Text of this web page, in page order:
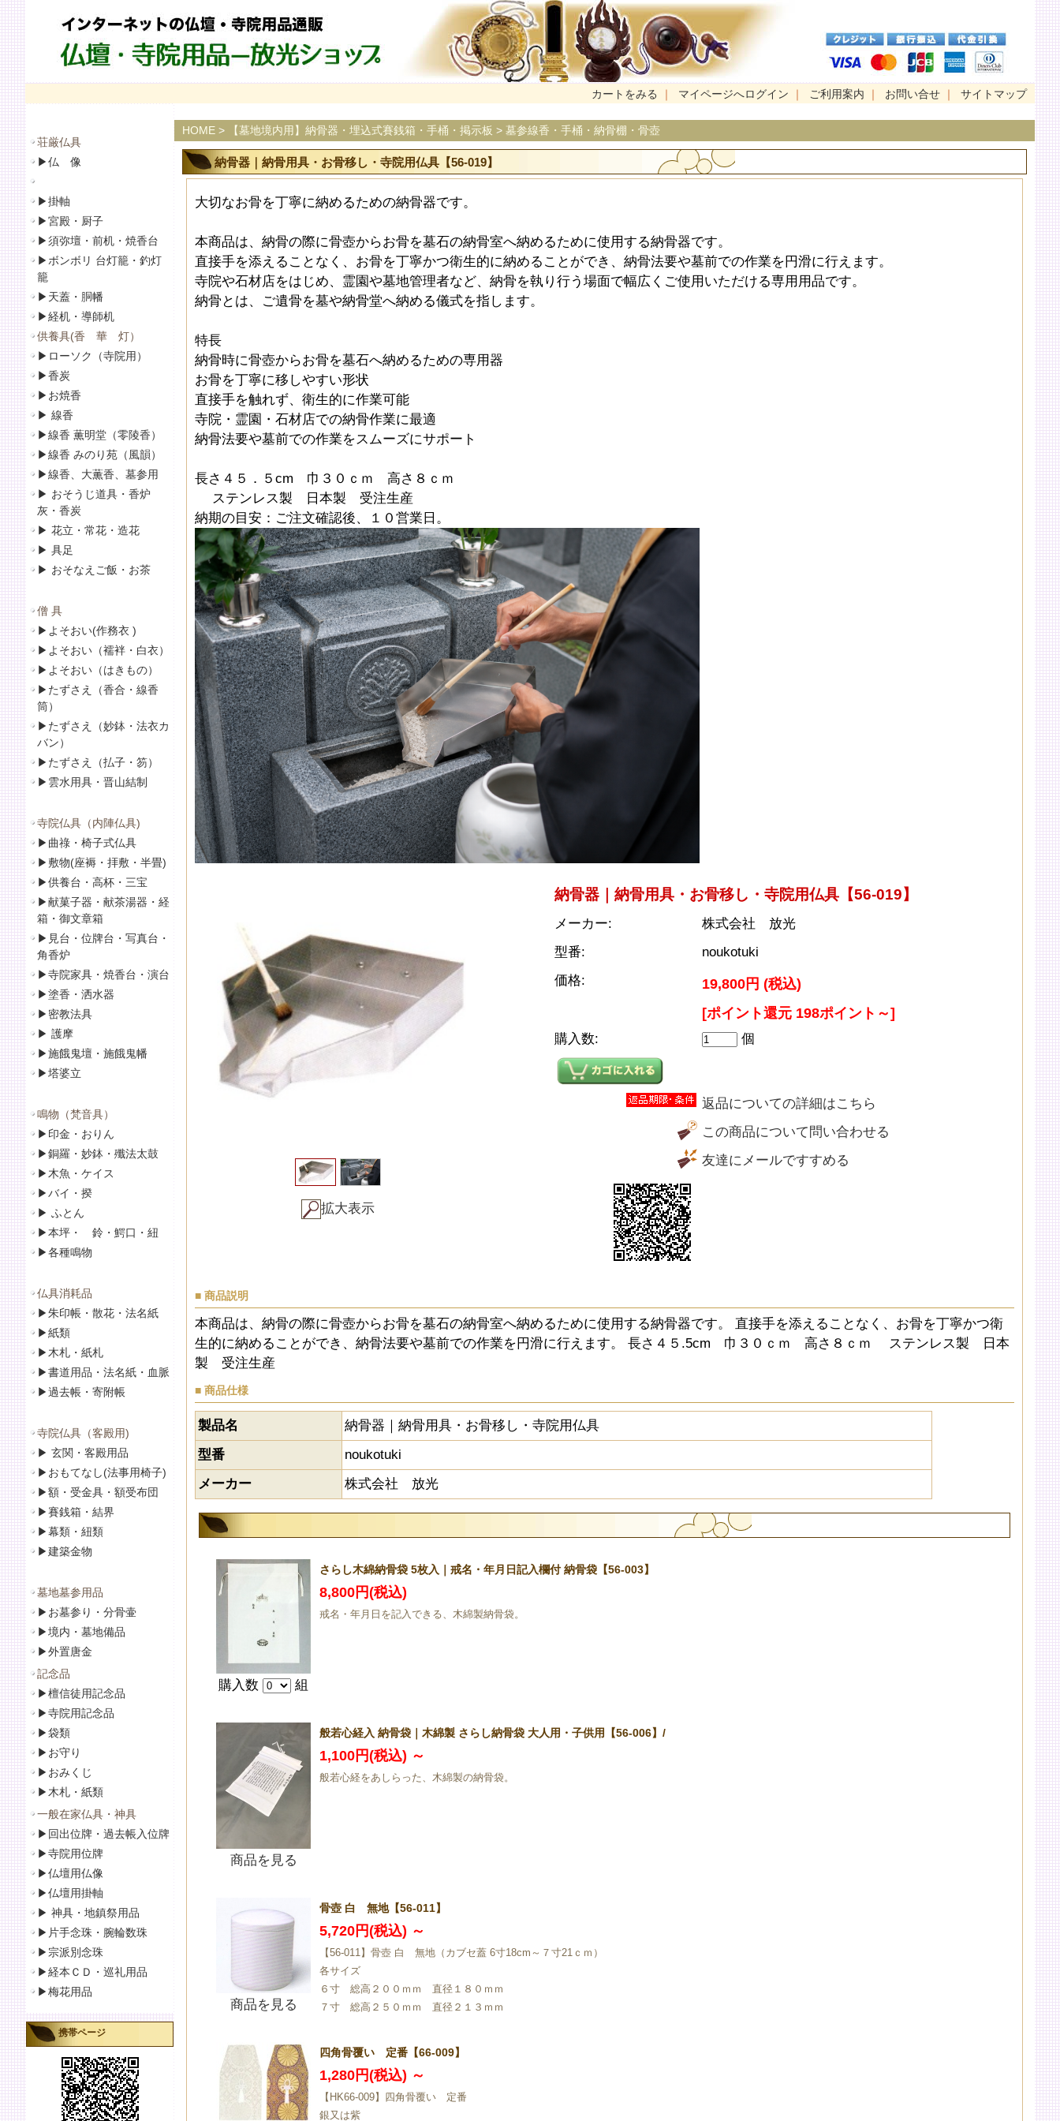
カートをみる ｜ マイページへログイン ｜ ご利用案内 ｜ お問い合せ ｜ サイトマップ
荘厳仏具
▶仏 像
▶掛軸
▶宮殿・厨子
▶須弥壇・前机・焼香台
▶ ボンボリ 台灯籠・釣灯
籠
▶ 天蓋・胴幡
▶経机・導師机
供養具(香 華 灯）
▶ ローソク（寺院用）
▶香炭
▶ お焼香
▶ 線香
▶線香 薫明堂（零陵香）
▶線香 みのり苑（風韻）
▶線香、大薫香、墓参用
▶ おそうじ道具・香炉
灰・香炭
▶ 花立・常花・造花
▶ 具足
▶ おそなえご飯・お茶
僧 具
▶ よそおい(作務衣 )
▶ よそおい（襦袢・白衣）
▶ よそおい（はきもの）
▶ たずさえ（香合・線香
筒）
▶ たずさえ（妙鉢・法衣カ
バン）
▶ たずさえ（払子・笏）
▶ 雲水用具・晋山結制
寺院仏具（内陣仏具)
▶ 曲祿・椅子式仏具
▶ 敷物(座褥・拝敷・半畳)
▶供養台・高杯・三宝
▶献菓子器・献茶湯器・経
箱・御文章箱
▶ 見台・位牌台・写真台・
角香炉
▶寺院家具・焼香台・演台
▶塗香・洒水器
▶ 密教法具
▶ 護摩
▶施餓鬼壇・施餓鬼幡
▶塔婆立
鳴物（梵音具）
▶ 印金・おりん
▶銅羅・妙鉢・殲法太鼓
▶ 木魚・ケイス
▶バイ・揆
▶ ふとん
▶本坪・ 鈴・鰐口・紐
▶各種鳴物
仏具消耗品
▶朱印帳・散花・法名紙
▶紙類
▶ 木札・紙札
▶書道用品・法名紙・血脈
▶過去帳・寄附帳
寺院仏具（客殿用)
▶ 玄関・客殿用品
▶ おもてなし(法事用椅子)
▶額・受金具・額受布団
▶賽銭箱・結界
▶幕類・紐類
▶建築金物
墓地墓参用品
▶ お墓参り・分骨壷
▶境内・墓地備品
▶外置唐金
記念品
▶檀信徒用記念品
▶寺院用記念品
▶袋類
▶ お守り
▶おみくじ
▶ 木札・紙類
一般在家仏具・神具
▶ 回出位牌・過去帳入位牌
▶寺院用位牌
▶仏壇用仏像
▶仏壇用掛軸
▶ 神具・地鎮祭用品
▶ 片手念珠・腕輪数珠
▶ 宗派別念珠
▶経本ＣＤ・巡礼用品
▶梅花用品
携帯ページ
HOME > 【墓地境内用】納骨器・埋込式賽銭箱・手桶・掲示板 > 墓参線香・手桶・納骨棚・骨壺
納骨器｜納骨用具・お骨移し・寺院用仏具【56-019】
大切なお骨を丁寧に納めるための納骨器です。
本商品は、納骨の際に骨壺からお骨を墓石の納骨室へ納めるために使用する納骨器です。
直接手を添えることなく、お骨を丁寧かつ衛生的に納めることができ、納骨法要や墓前での作業を円滑に行えます。
寺院や石材店をはじめ、霊園や墓地管理者など、納骨を執り行う場面で幅広くご使用いただける専用用品です。
納骨とは、ご遺骨を墓や納骨堂へ納める儀式を指します。
特長
納骨時に骨壺からお骨を墓石へ納めるための専用器
お骨を丁寧に移しやすい形状
直接手を触れず、衛生的に作業可能
寺院・霊園・石材店での納骨作業に最適
納骨法要や墓前での作業をスムーズにサポート
長さ４５．５cm 巾３０ｃｍ 高さ８ｃｍ
ステンレス製 日本製 受注生産
納期の目安：ご注文確認後、１０営業日。
拡大表示
納骨器｜納骨用具・お骨移し・寺院用仏具【56-019】
メーカー:
株式会社 放光
型番:
noukotuki
価格:
19,800円 (税込)
[ポイント還元 198ポイント～]
購入数: 個
返品についての詳細はこちら
この商品について問い合わせる
友達にメールですすめる
■ 商品説明
本商品は、納骨の際に骨壺からお骨を墓石の納骨室へ納めるために使用する納骨器です。 直接手を添えることなく、お骨を丁寧かつ衛
生的に納めることができ、納骨法要や墓前での作業を円滑に行えます。 長さ４５.5cm 巾３０ｃｍ 高さ８ｃｍ ステンレス製 日本
製 受注生産
■ 商品仕様
製品名
納骨器｜納骨用具・お骨移し・寺院用仏具
型番
noukotuki
メーカー
株式会社 放光
購入数 組
さらし木綿納骨袋 5枚入｜戒名・年月日記入欄付 納骨袋【56-003】
8,800円(税込)
戒名・年月日を記入できる、木綿製納骨袋。
商品を見る
般若心経入 納骨袋｜木綿製 さらし納骨袋 大人用・子供用【56-006】/
1,100円(税込) ～
般若心経をあしらった、木綿製の納骨袋。
商品を見る
骨壺 白 無地【56-011】
5,720円(税込) ～
【56-011】骨壺 白 無地（カブセ蓋 6寸18cm～７寸21ｃｍ）
各サイズ
６寸 総高２００ｍｍ 直径１８０ｍｍ
７寸 総高２５０ｍｍ 直径２１３ｍｍ
四角骨覆い 定番【66-009】
1,280円(税込) ～
【HK66-009】四角骨覆い 定番
銀又は紫